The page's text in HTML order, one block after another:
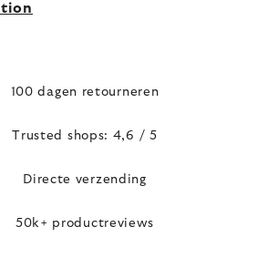
100 dagen retourneren
Trusted shops: 4,6 / 5
Directe verzending
50k+ productreviews